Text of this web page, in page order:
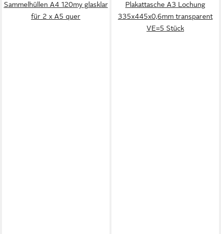
Sammelhüllen A4 120my glasklar
für 2 x A5 quer
Plakattasche A3 Lochung
335x445x0,6mm transparent
VE=5 Stück